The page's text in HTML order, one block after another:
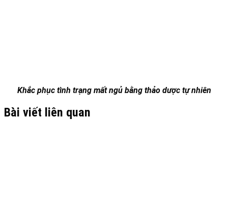
Khắc phục tình trạng mất ngủ bằng thảo dược tự nhiên
Bài viết liên quan